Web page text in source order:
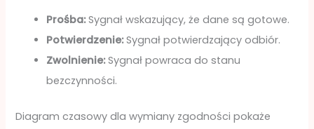
Prośba:Sygnał wskazujący, że dane są gotowe.
Potwierdzenie:Sygnał potwierdzający odbiór.
Zwolnienie:Sygnał powraca do stanu
bezczynności.
Diagram czasowy dla wymiany zgodności pokaże